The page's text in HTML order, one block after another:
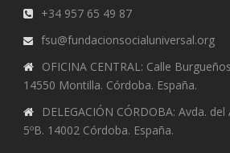
+34 957 65 49 87
fsu@fundacionsocialuniversal.org
OFICINA CENTRAL: Calle
14550 Montilla. Córdoba. España.
DELEGACIÓN CÓRDOBA: Avda.
5ºB. 14002 Córdoba. España.